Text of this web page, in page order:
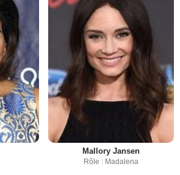
Mallory Jansen
Rôle : Madalena